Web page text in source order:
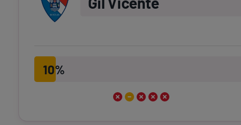
10%